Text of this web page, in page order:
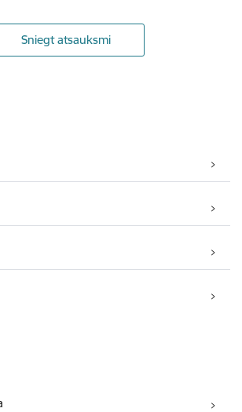
Sniegt atsauksmi